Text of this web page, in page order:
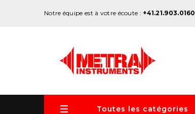
Notre équipe est à votre écoute : +41.21.903.0160
Toutes les catégories